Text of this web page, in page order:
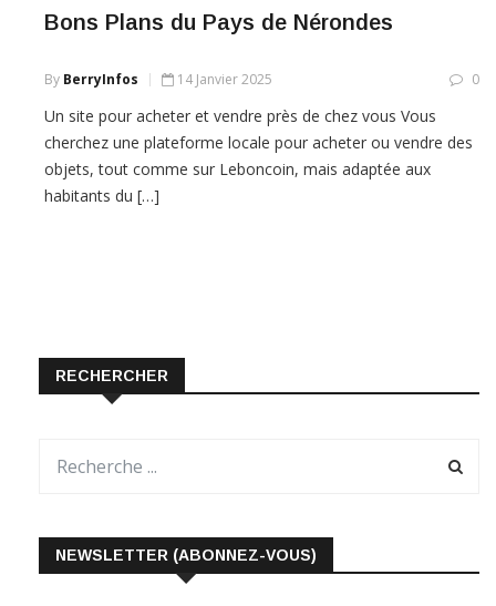
Bons Plans du Pays de Nérondes
By BerryInfos 14 Janvier 2025 0
Un site pour acheter et vendre près de chez vous Vous
cherchez une plateforme locale pour acheter ou vendre des
objets, tout comme sur Leboncoin, mais adaptée aux
habitants du […]
RECHERCHER
NEWSLETTER (ABONNEZ-VOUS)